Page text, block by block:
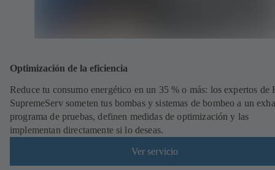
Optimización de la eficiencia
Reduce tu consumo energético en un 35 % o más: los expertos de
SupremeServ someten tus bombas y sistemas de bombeo a un
programa de pruebas, definen medidas de optimización y las
implementan directamente si lo deseas.
Ver servicio